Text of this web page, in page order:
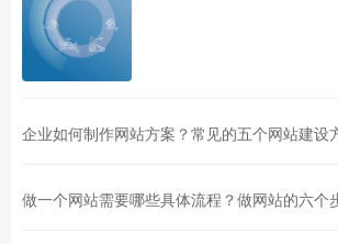
企业如何制作网站方案？常见的五个网站建设
做一个网站需要哪些具体流程？做网站的六个